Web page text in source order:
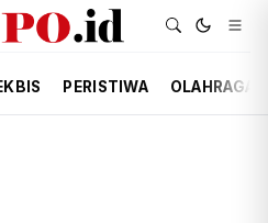
PERISTIWA OLAHRAGA